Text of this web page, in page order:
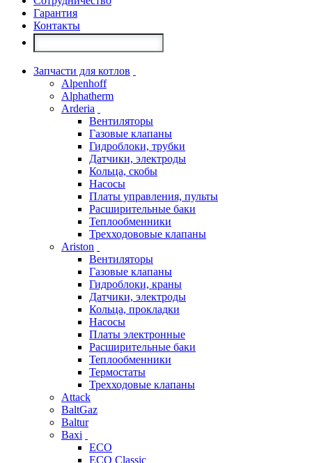
Гарантия
Контакты
Запчасти для котлов
Alpenhoff
Alphatherm
Arderia
Вентиляторы
Газовые клапаны
Гидроблоки, трубки
Датчики, электроды
Кольца, скобы
Насосы
Платы управления, пульты
Расширительные баки
Теплообменники
Трехходововые клапаны
Ariston
Вентиляторы
Газовые клапаны
Гидроблоки, краны
Датчики, электроды
Кольца, прокладки
Насосы
Платы электронные
Расширительные баки
Теплообменники
Термостаты
Трехходовые клапаны
Attack
BaltGaz
Baltur
Baxi
ECO
ECO Classic